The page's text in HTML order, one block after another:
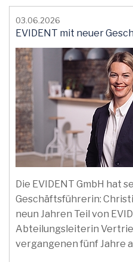
03.06.2026
EVIDENT mit neuer
Die EVIDENT GmbH hat
Geschäftsführerin:
neun Jahren Teil von
Abteilungsleiterin
vergangenen fünf Jahre